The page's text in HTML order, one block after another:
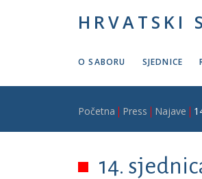
HRVATSKI
O SABORU SJEDNICE
Početna Press Najave
14.